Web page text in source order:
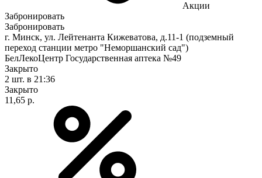
Акции
Забронировать
Забронировать
г. Минск, ул. Лейтенанта Кижеватова, д.11-1 (подземный
переход станции метро "Неморшанский сад")
БелЛекоЦентр Государственная аптека №49
Закрыто
2 шт. в 21:36
Закрыто
11,65 р.